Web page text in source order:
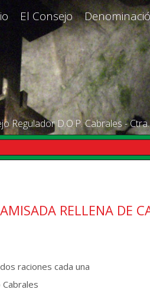
El Consejo
Regulador D.O.P. Cabrales -
RELLENA DE
raciones cada una